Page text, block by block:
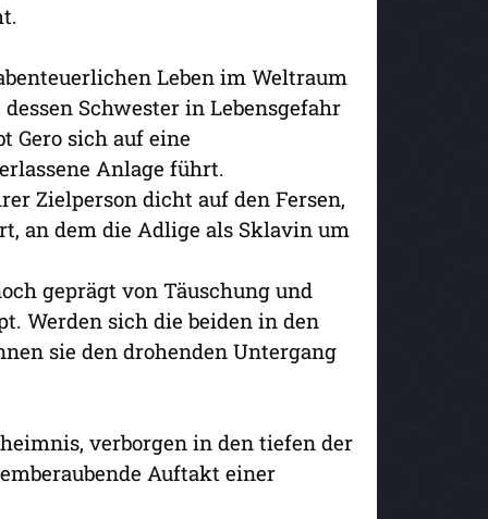
Leben im Weltraum
Schwester in Lebensgefahr
Gero sich auf eine
Anlage führt.
Zielperson dicht auf den Fersen,
an dem die Adlige als Sklavin um
geprägt von Täuschung und
Werden sich die beiden in den
sie den drohenden Untergang
verborgen in den tiefen der
Auftakt einer